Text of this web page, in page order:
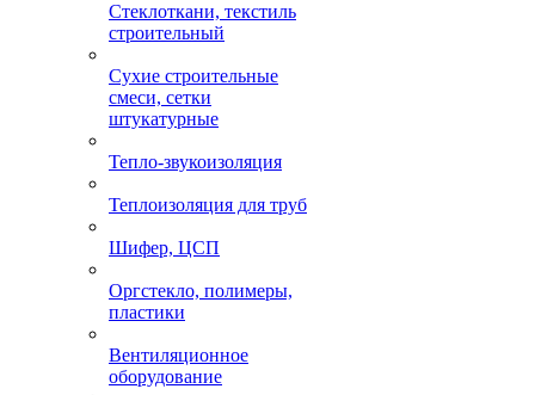
Стеклоткани, текстиль
строительный
Сухие строительные
смеси, сетки
штукатурные
Тепло-звукоизоляция
Теплоизоляция для труб
Шифер, ЦСП
Оргстекло, полимеры,
пластики
Вентиляционное
оборудование